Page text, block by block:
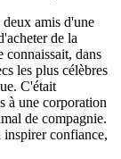
amis d'une
de la
connaissait, dans
les plus célèbres
C'était
à une corporation
de compagnie.
confiance,